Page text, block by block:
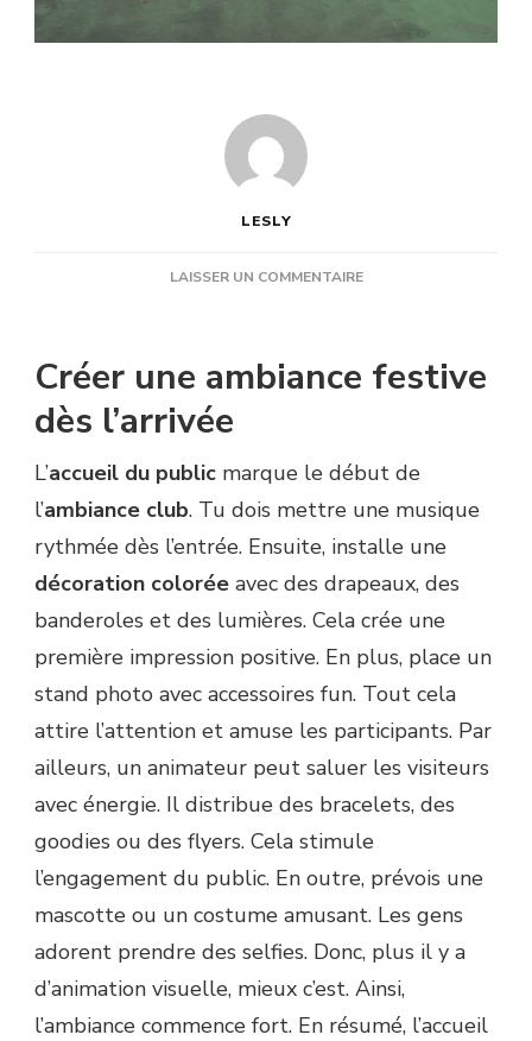
LESLY
LAISSER UN COMMENTAIRESUR
CLUB
ET
TOURNOIS
Créer une ambiance festive
dès l’arrivée
L’accueil du public marque le début de
l’ambiance club. Tu dois mettre une musique
rythmée dès l’entrée. Ensuite, installe une
décoration colorée avec des drapeaux, des
banderoles et des lumières. Cela crée une
première impression positive. En plus, place un
stand photo avec accessoires fun. Tout cela
attire l’attention et amuse les participants. Par
ailleurs, un animateur peut saluer les visiteurs
avec énergie. Il distribue des bracelets, des
goodies ou des flyers. Cela stimule
l’engagement du public. En outre, prévois une
mascotte ou un costume amusant. Les gens
adorent prendre des selfies. Donc, plus il y a
d’animation visuelle, mieux c’est. Ainsi,
l’ambiance commence fort. En résumé, l’accueil